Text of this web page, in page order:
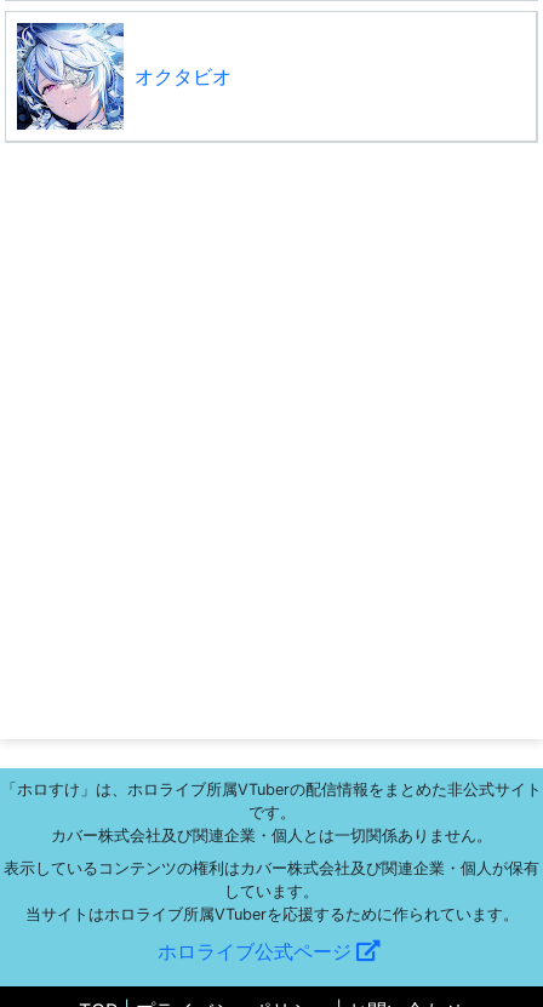
オクタビオ
「ホロすけ」は、ホロライブ所属VTuberの配信情報をまとめた非公式サイト
です。
カバー株式会社及び関連企業・個人とは一切関係ありません。
表示しているコンテンツの権利はカバー株式会社及び関連企業・個人が保有
しています。
当サイトはホロライブ所属VTuberを応援するために作られています。
ホロライブ公式ページ